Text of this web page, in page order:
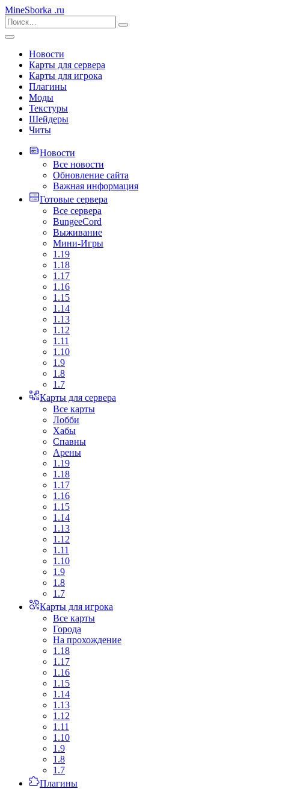
MineSborka .ru
Новости
Карты для сервера
Карты для игрока
Плагины
Моды
Текстуры
Шейдеры
Читы
Новости
Все новости
Обновление сайта
Важная информация
Готовые сервера
Все сервера
BungeeCord
Выживание
Мини-Игры
1.19
1.18
1.17
1.16
1.15
1.14
1.13
1.12
1.11
1.10
1.9
1.8
1.7
Карты для сервера
Все карты
Лобби
Хабы
Спавны
Арены
1.19
1.18
1.17
1.16
1.15
1.14
1.13
1.12
1.11
1.10
1.9
1.8
1.7
Карты для игрока
Все карты
Города
На прохождение
1.18
1.17
1.16
1.15
1.14
1.13
1.12
1.11
1.10
1.9
1.8
1.7
Плагины